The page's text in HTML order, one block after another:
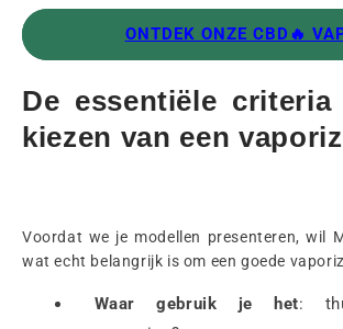
ONTDEK ONZE CBD🔥
De essentiële
kiezen van een
Voordat we je modellen presenteren, wil
wat echt belangrijk is om een goede
Waar gebruik je het: